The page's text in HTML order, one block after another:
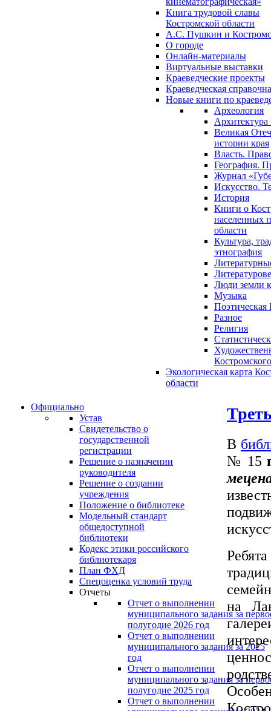
Книга трудовой славы
Костромской области
А.С. Пушкин и
О городе
Онлайн-материалы
Виртуальные выставки
Краеведческие проекты
Краеведческая
Новые книги по
Археология
Архитектура
Великая
истории края
Власть.
География.
Журнал
Искусство.
История
Книги о
населенных
области
Культура,
этнография
Люди земли
Музыка
Поэтическая
Разное
Религия
Экологическая карта
области
Официально
Устав
Свидетельство о
государственной
регистрации
Решение о назначении
руководителя
Решение о создании
учреждения
Положение о библиотеке
Модельный стандарт
общедоступной
библиотеки
Кодекс этики российского
библиотекаря
План ФХД
Спецоценка условий труда
Отчеты
Отчет о выполнении
муниципального задания за
полугодие 2026 год
Отчет о выполнении
муниципального задания за 2025
год
Отчет о выполнении
муниципального задания за
полугодие 2025 год
Отчет о выполнении
В
№ 15
на